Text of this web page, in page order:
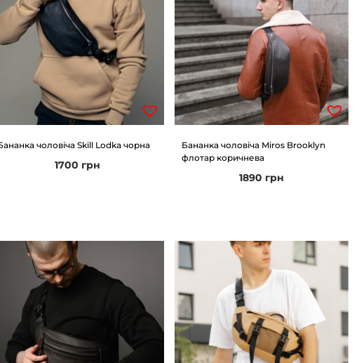
чоловіча Skill Lodka чорна
1700 грн
Бананка чоловіча Miros Brooklyn
флотар коричнева
1890 грн